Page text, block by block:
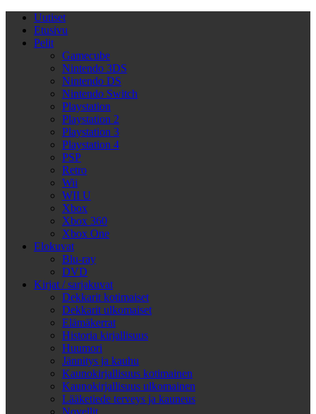
Uutiset
Etusivu
Pelit
Gamecube
Nintendo 3DS
Nintendo DS
Nintendo Switch
Playstation
Playstation 2
Playstation 3
Playstation 4
PSP
Retro
Wii
WII U
Xbox
Xbox 360
Xbox One
Elokuvat
Blu-ray
DVD
Kirjat / sarjakuvat
Dekkarit kotimaiset
Dekkarit ulkomaiset
Elämäkerrat
Historia kirjallisuus
Huumori
Jännitys ja kauhu
Kaunokirjallisuus kotimainen
Kaunokirjallisuus ulkomainen
Lääketiede terveys ja kauneus
Novellit